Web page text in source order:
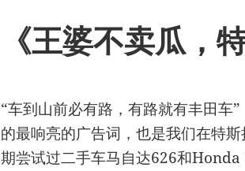
《王婆不卖瓜，
“车到山前必有路，有路就有丰田车
的最响亮的广告词，也是我们在特
期尝试过二手车马自达626和Honda